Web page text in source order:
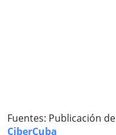
Fuentes: Publicación de
CiberCuba